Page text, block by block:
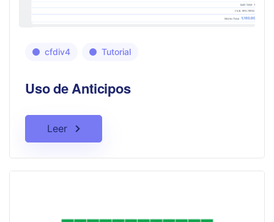
cfdiv4 Tutorial
Uso de Anticipos
Leer